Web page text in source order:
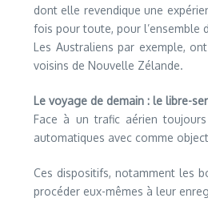
dont elle revendique une
fois pour toute, pour l’ensemble
Les Australiens par exemple,
voisins de Nouvelle Zélande.
Le voyage de demain : le libre-
Face à un trafic aérien
automatiques avec comme
Ces dispositifs, notamment les
procéder eux-mêmes à leur